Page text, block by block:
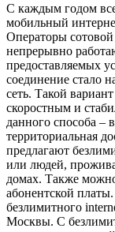
С каждым годом
мобильный
Операторы сотовой
непрерывно
предоставляемых
соединение стало
сеть. Такой
скоростным и
данного способа –
территориальная
предлагают
или людей,
домах. Также
абонентской
безлимитного
Москвы. С